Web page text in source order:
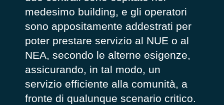
medesimo building, e gli operatori
sono appositamente addestrati per
poter prestare servizio al NUE o al
NEA, secondo le alterne esigenze,
assicurando, in tal modo, un
servizio efficiente alla comunità, a
fronte di qualunque scenario critico.